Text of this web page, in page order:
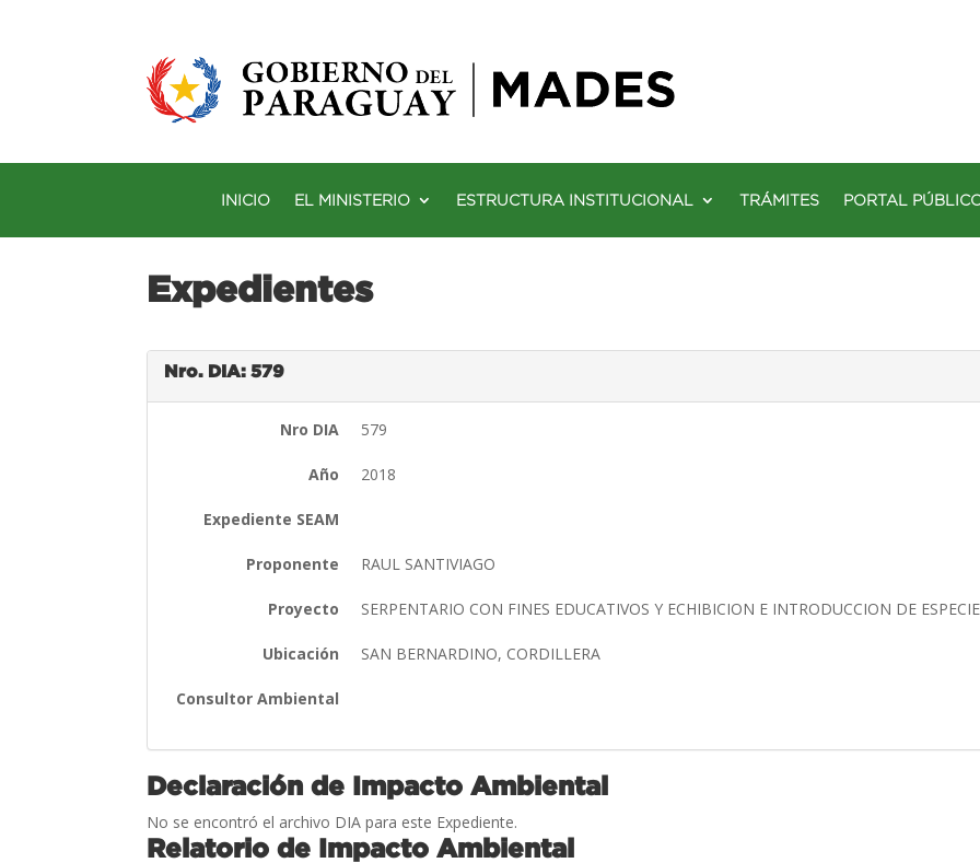
INICIO EL MINISTERIO ESTRUCTURA INSTITUCIONAL TRÁMITES PORTAL
Expedientes
Nro. DIA: 579
Nro DIA 579
Año 2018
Expediente SEAM
Proponente RAUL SANTIVIAGO
Proyecto SERPENTARIO CON FINES EDUCATIVOS Y ECHIBICION E INTRODUCCION DE
Ubicación SAN BERNARDINO, CORDILLERA
Consultor Ambiental
Declaración de Impacto Ambiental
No se encontró el archivo DIA para este Expediente.
Relatorio de Impacto Ambiental